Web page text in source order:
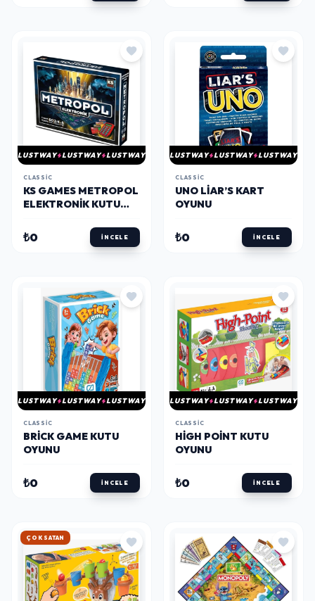
LUSTWAY LUSTWAY LUSTWAY
CLASSIC
KS GAMES METROPOL
ELEKTRONIK KUTU
₺0 İNCELE
LUSTWAY LUSTWAY LUSTWAY
CLASSIC
UNO LIAR’S KART
OYUNU
₺0 İNCELE
LUSTWAY LUSTWAY LUSTWAY
CLASSIC
BRICK GAME KUTU
OYUNU
₺0 İNCELE
LUSTWAY LUSTWAY LUSTWAY
CLASSIC
HIGH POINT KUTU
OYUNU
₺0 İNCELE
HIZLI KARGO